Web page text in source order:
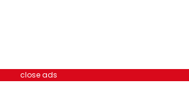
close ads